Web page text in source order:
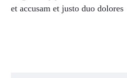
et accusam et justo duo dolores